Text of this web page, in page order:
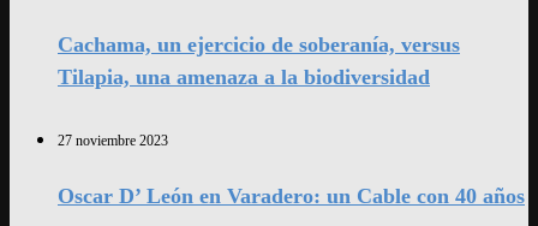
Cachama, un ejercicio de soberanía, versus
Tilapia, una amenaza a la biodiversidad
27 noviembre 2023
Oscar D’ León en Varadero: un Cable con 40 años